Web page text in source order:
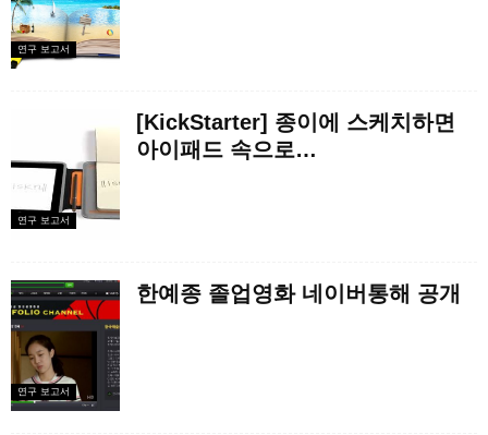
연구 보고서
연구 보고서
[KickStarter] 종이에 스케치하면
아이패드 속으로…
연구 보고서
한예종 졸업영화 네이버통해 공개